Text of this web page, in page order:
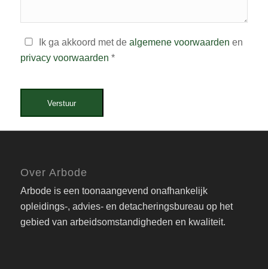
Ik ga akkoord met de algemene voorwaarden en
privacy voorwaarden *
Verstuur
Over Arbode
Arbode is een toonaangevend onafhankelijk
opleidings-, advies- en detacheringsbureau op het
gebied van arbeidsomstandigheden en kwaliteit.